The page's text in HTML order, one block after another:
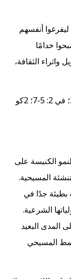
أنفسهم
خدامًا
الثقافة،
(مر 7: 8، 9، 13؛ تك 4: 21، 22؛ 1كو 9: 19-23؛ في 2: 5-7؛ 2كو
الكنيسة على
المسيحية.
بطيئة جدًا في
الشرعية.
المدى البعيد
المسيحي